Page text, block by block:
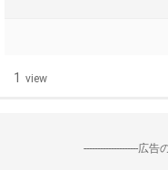
1 view
--------------------広